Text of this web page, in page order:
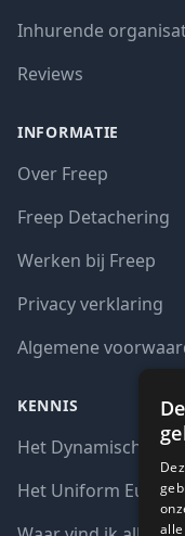
Inhurende
Reviews
INFORMATIE
Over Freep
Freep Detachering
Werken bij Freep
Privacy verklaring
Algemene
KENNIS
Het Dynamisch
Het Uniform